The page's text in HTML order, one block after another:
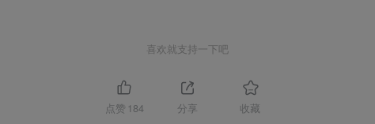
喜欢就支持一下吧
点赞 184 分享 收藏